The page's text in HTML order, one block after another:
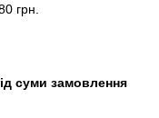
грн.
суми замовлення